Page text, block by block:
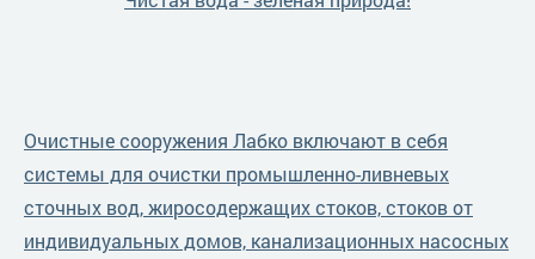
Очистные сооружения Лабко включают в себя
системы для очистки промышленно-ливневых
сточных вод, жиросодержащих стоков, стоков от
индивидуальных домов, канализационных насосных